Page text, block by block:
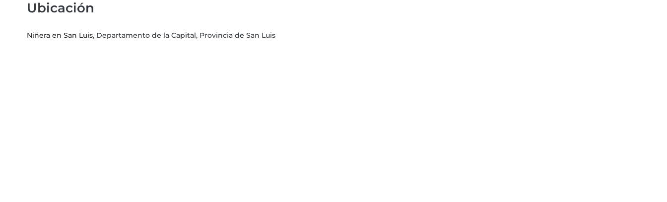
Ubicación
Niñera en San Luis, Departamento de la Capital, Provincia de San Luis